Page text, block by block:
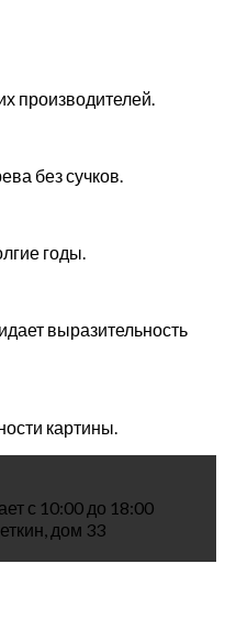
производителей.
без сучков.
годы.
выразительность
картины.
с 10:00 до 18:00
дом 33